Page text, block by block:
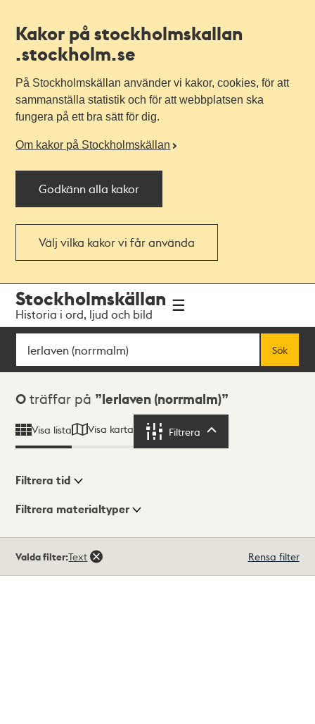
Kakor på stockholmskallan
.stockholm.se
På Stockholmskällan använder vi kakor, cookies, för att
sammanställa statistik och för att webbplatsen ska
fungera på ett bra sätt för dig.
Om kakor på Stockholmskällan
Godkänn alla kakor
Välj vilka kakor vi får använda
navigationen
huvudinnehållet
Stockholmskällan
Historia i ord, ljud och bild
Sök
Sök
Sökresultat
0 träffar på lerlaven (norrmalm)
Visa lista Visa karta Filtrera
Visningsläge
Filtrera tid
Filtrera materialtyper
träffar
Valda filter:Text Rensa filter